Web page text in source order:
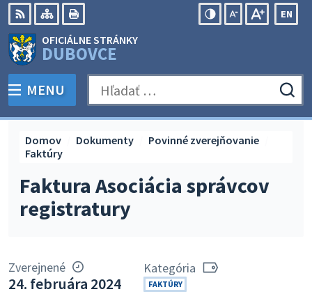
Preskočiť
na
obsah
RSS Mapa
EN
OFICIÁLNE STRÁNKY
DUBOVCE
PREPNÚŤ
MENU Hľadať:
Faktura Asociácia správcov
registratury
Domov Dokumenty
Povinné zverejňovanie
Faktúry
Zverejnené
24. februára 2024
Kategória
FAKTÚRY